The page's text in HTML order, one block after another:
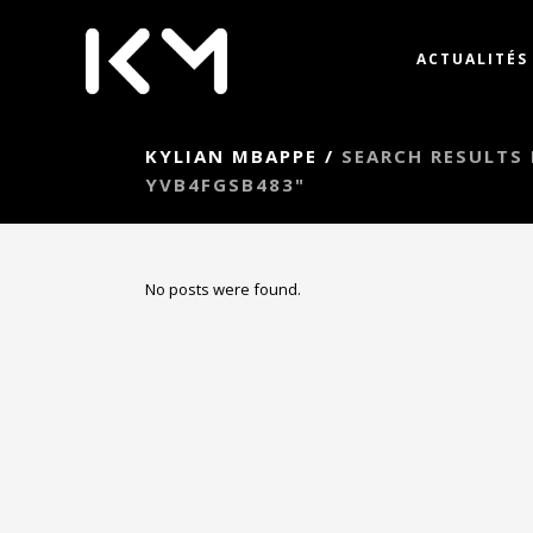
ACTUALITÉS
KYLIAN MBAPPE / SEARCH
YVB4FGSB483"
No posts were found.